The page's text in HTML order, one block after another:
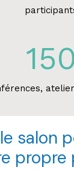
150
salon
propre